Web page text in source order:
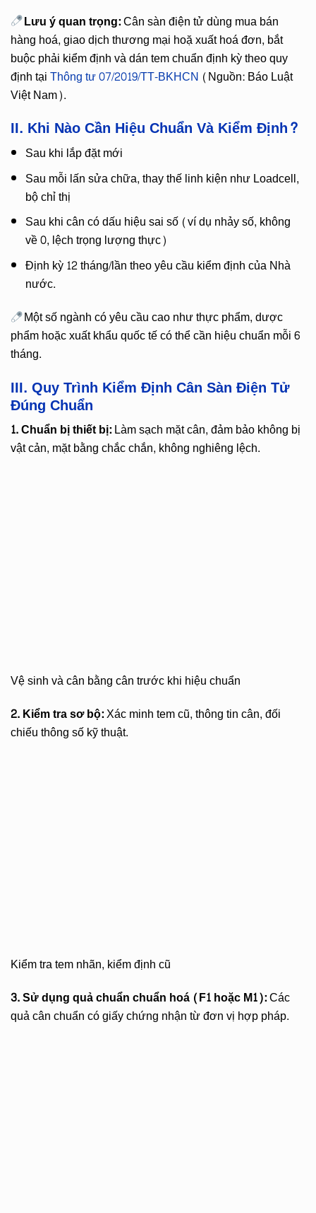
Lưu ý quan trọng:Cân sàn điện tử dùng mua bán
hàng hoá, giao dịch thương mại hoặ xuất hoá đơn, bắt
buộc phải kiểm định và dán tem chuẩn định kỳ theo quy
định tạiThông tư 07/2019/TT-BKHCN (Nguồn: Báo Luật
Việt Nam).
II. Khi Nào Cần Hiệu Chuẩn Và Kiểm Định?
Sau khi lắp đặt mới
Sau mỗi lấn sửa chữa, thay thế linh kiện như Loadcell,
bộ chỉ thị
Sau khi cân có dấu hiệu sai số (ví dụ nhảy số, không
về 0, lệch trọng lượng thực)
Định kỳ 12 tháng/lần theo yêu cầu kiểm định của Nhà
nước.
Một số ngành có yêu cầu cao như thực phẩm, dược
phẩm hoặc xuất khẩu quốc tế có thể cần hiệu chuẩn mỗi 6
tháng.
III. Quy Trình Kiểm Định Cân Sàn Điện Tử
Đúng Chuẩn
1. Chuẩn bị thiết bị:Làm sạch mặt cân, đảm bảo không bị
vật cản, mặt bằng chắc chắn, không nghiêng lệch.
Vệ sinh và cân bằng cân trước khi hiệu chuẩn
2. Kiểm tra sơ bộ:Xác minh tem cũ, thông tin cân, đối
chiếu thông số kỹ thuật.
Kiểm tra tem nhãn, kiểm định cũ
3. Sử dụng quả chuẩn chuẩn hoá (F1 hoặc M1):Các
quả cân chuẩn có giấy chứng nhận từ đơn vị hợp pháp.